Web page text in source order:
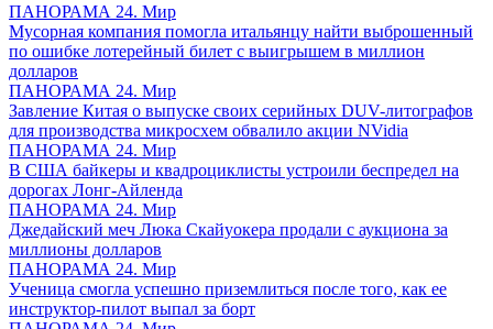
ПАНОРАМА 24. Мир
Мусорная компания помогла итальянцу найти выброшенный
по ошибке лотерейный билет с выигрышем в миллион
долларов
ПАНОРАМА 24. Мир
Завление Китая о выпуске своих серийных DUV-литографов
для производства микросхем обвалило акции NVidia
ПАНОРАМА 24. Мир
В США байкеры и квадроциклисты устроили беспредел на
дорогах Лонг-Айленда
ПАНОРАМА 24. Мир
Джедайский меч Люка Скайуокера продали с аукциона за
миллионы долларов
ПАНОРАМА 24. Мир
Ученица смогла успешно приземлиться после того, как ее
инструктор-пилот выпал за борт